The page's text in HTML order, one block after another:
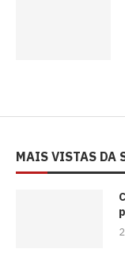
MAIS VISTAS DA